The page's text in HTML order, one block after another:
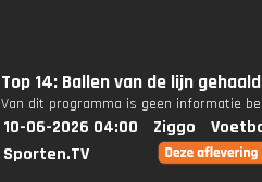
Top 14: Ballen van de lijn gehaald
Van dit programma is geen informatie
10-06-2026 04:00 Ziggo
Sporten.TV